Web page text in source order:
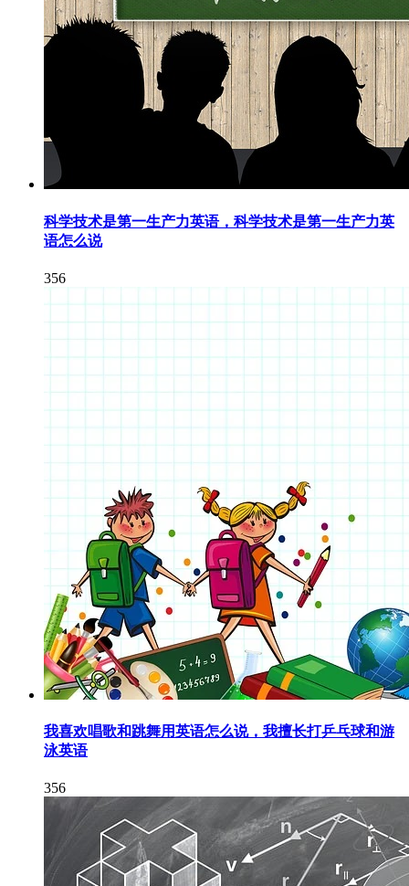
科学技术是第一生产力英语，科学技术是第一生产力英
语怎么说
356
我喜欢唱歌和跳舞用英语怎么说，我擅长打乒乓球和游
泳英语
356